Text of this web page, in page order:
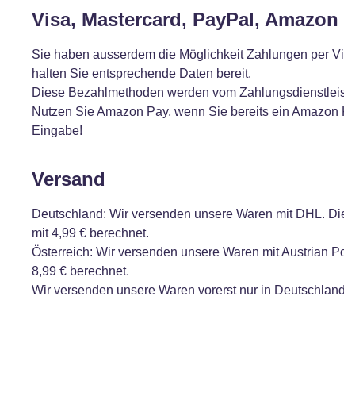
Visa, Mastercard, PayPal, Amazon
Sie haben ausserdem die Möglichkeit Zahlungen per
halten Sie entsprechende Daten bereit.
Diese Bezahlmethoden werden vom
Nutzen Sie Amazon Pay, wenn Sie bereits ein
Eingabe!
Versand
Deutschland: Wir versenden unsere Waren mit DHL.
mit 4,99 € berechnet.
Österreich: Wir versenden unsere Waren mit Austrian
8,99 € berechnet.
Wir versenden unsere Waren vorerst nur in